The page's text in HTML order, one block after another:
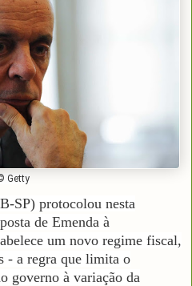
Getty
SP) protocolou nesta
de Emenda à
um novo regime fiscal,
- a regra que limita o
governo à variação da